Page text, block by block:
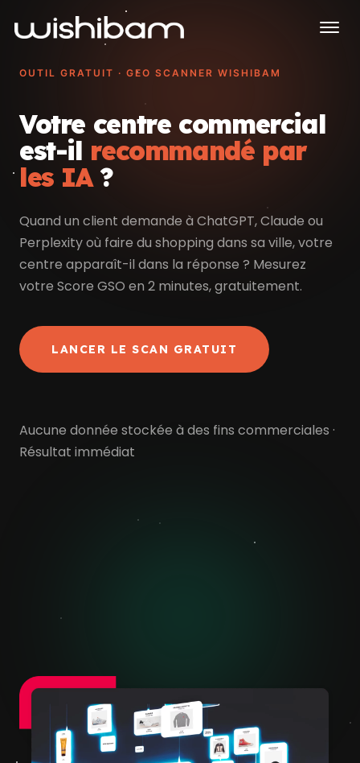
OUTIL GRATUIT · GEO SCANNER WISHIBAM
Votre centre commercial
est-il recommandé par
les IA?
Quand un client demande à ChatGPT, Claude ou
Perplexity où faire du shopping dans sa ville, votre
centre apparaît-il dans la réponse ? Mesurez
votre Score GSO en 2 minutes, gratuitement.
LANCER LE SCAN GRATUIT
Aucune donnée stockée à des fins commerciales ·
Résultat immédiat